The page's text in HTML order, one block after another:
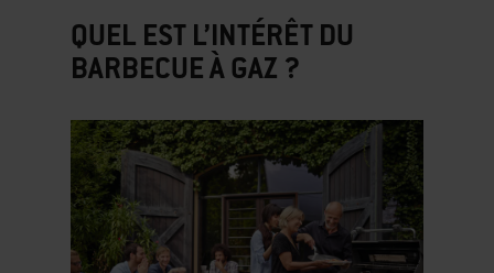
QUEL EST L’INTÉRÊT DU
BARBECUE À GAZ ?